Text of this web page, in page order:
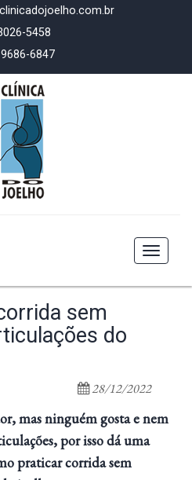
5458
6847
Toggle
sem
do
28/12/2022
mas ninguém gosta e nem
por isso dá uma
praticar corrida sem